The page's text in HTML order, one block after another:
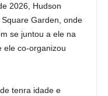
2026, Hudson
Garden, onde
se juntou a ele na
ele co-organizou
tenra idade e